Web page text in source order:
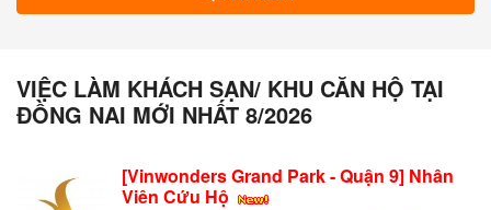
VIỆC LÀM KHÁCH SẠN/ KHU CĂN HỘ TẠI
ĐỒNG NAI MỚI NHẤT 8/2026
[Vinwonders Grand Park - Quận 9] Nhân
Viên Cứu Hộ